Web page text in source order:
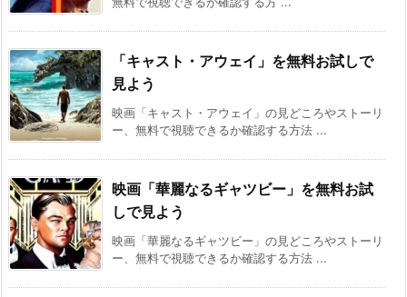
「キャスト・アウェイ」を無料お試しで
見よう
映画「キャスト・アウェイ」の見どころやストーリ
ー、無料で視聴できるか確認する方法 ...
映画「華麗なるギャツビー」を無料お試
しで見よう
映画「華麗なるギャツビー」の見どころやストーリ
ー、無料で視聴できるか確認する方法 ...